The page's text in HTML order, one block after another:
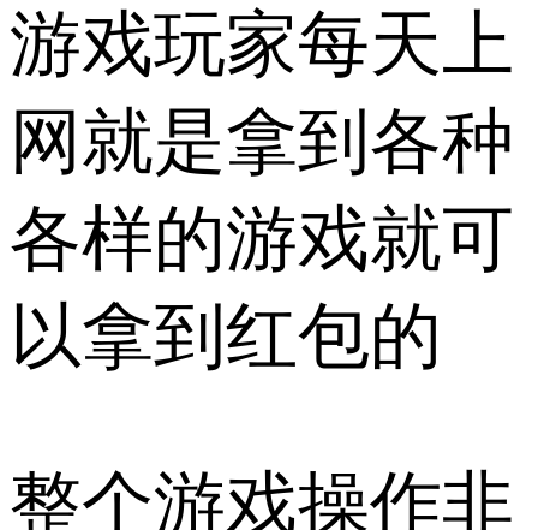
游戏玩家每天上
网就是拿到各种
各样的游戏就可
以拿到红包的
整个游戏操作非